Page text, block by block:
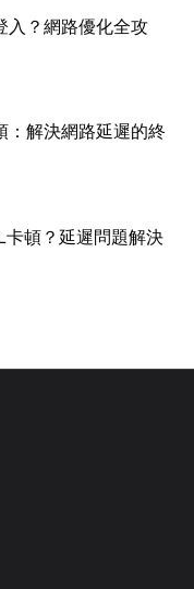
入？網路優化全攻
：解決網路延遲的終
卡頓？延遲問題解決